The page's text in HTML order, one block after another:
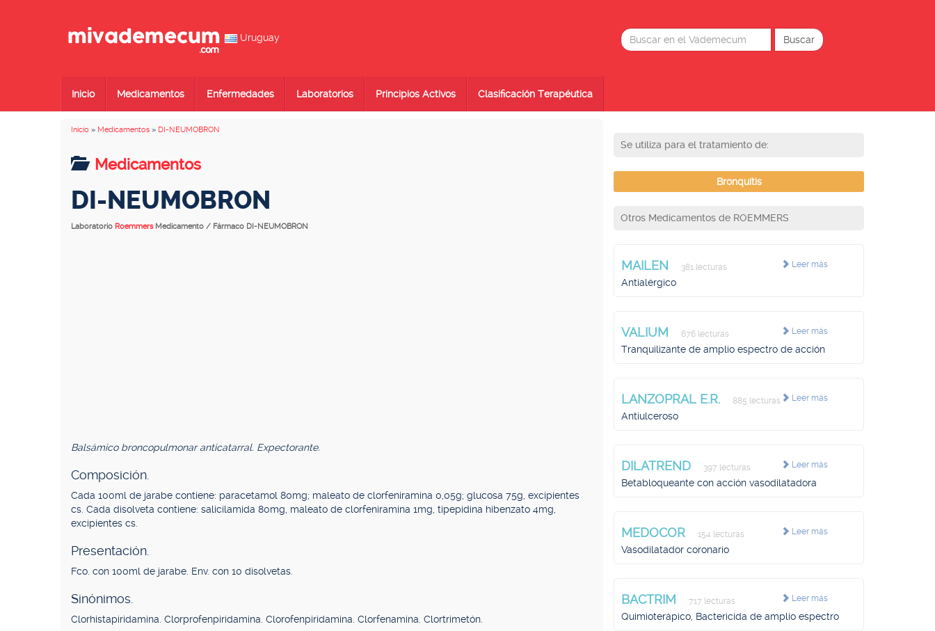
Uruguay
Inicio Medicamentos Enfermedades Laboratorios Principios Activos Clasificación Terapéutica
Inicio » Medicamentos » DI-NEUMOBRON
Medicamentos
DI-NEUMOBRON
Laboratorio Roemmers Medicamento / Fármaco DI-NEUMOBRON
Balsámico broncopulmonar anticatarral. Expectorante.
Composición.
Cada 100ml de jarabe contiene: paracetamol 80mg; maleato de clorfeniramina 0,05g; glucosa 75g, excipientes
cs. Cada disolveta contiene: salicilamida 80mg, maleato de clorfeniramina 1mg, tipepidina hibenzato 4mg,
excipientes cs.
Presentación.
Fco. con 100ml de jarabe. Env. con 10 disolvetas.
Sinónimos.
Clorhistapiridamina. Clorprofenpiridamina. Clorofenpiridamina. Clorfenamina. Clortrimetón.
Se utiliza para el tratamiento de:
Bronquitis
Otros Medicamentos de ROEMMERS
Leer más
MAILEN 381 lecturas
Antialérgico
Leer más
VALIUM 676 lecturas
Tranquilizante de amplio espectro de acción
Leer más
LANZOPRAL E.R. 885 lecturas
Antiulceroso
Leer más
DILATREND 397 lecturas
Betabloqueante con acción vasodilatadora
Leer más
MEDOCOR 154 lecturas
Vasodilatador coronario
Leer más
BACTRIM 717 lecturas
Quimioterápico, Bactericida de amplio espectro